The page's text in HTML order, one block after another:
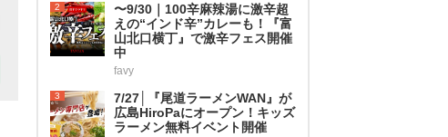
2
〜9/30｜100辛麻辣湯に激辛超
えの“インド辛”カレーも！『富
山北口横丁』で激辛フェス開催
中
favy
3
7/27│『尾道ラーメンWAN』が
広島HiroPaにオープン！キッズ
ラーメン無料イベント開催